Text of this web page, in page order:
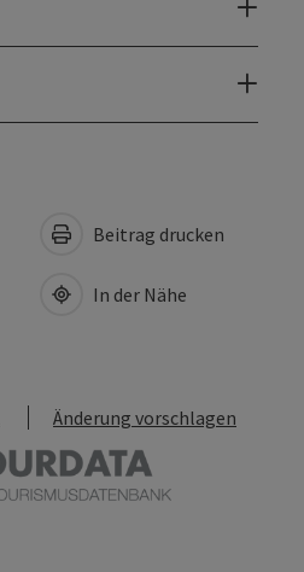
Beitrag drucken
In der Nähe
Änderung vorschlagen